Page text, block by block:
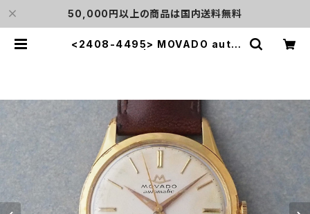
50,000円以上の商品は国内送料無料
<2408-4495> MOVADO auto